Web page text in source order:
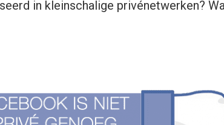
in kleinschalige privénetwerken?